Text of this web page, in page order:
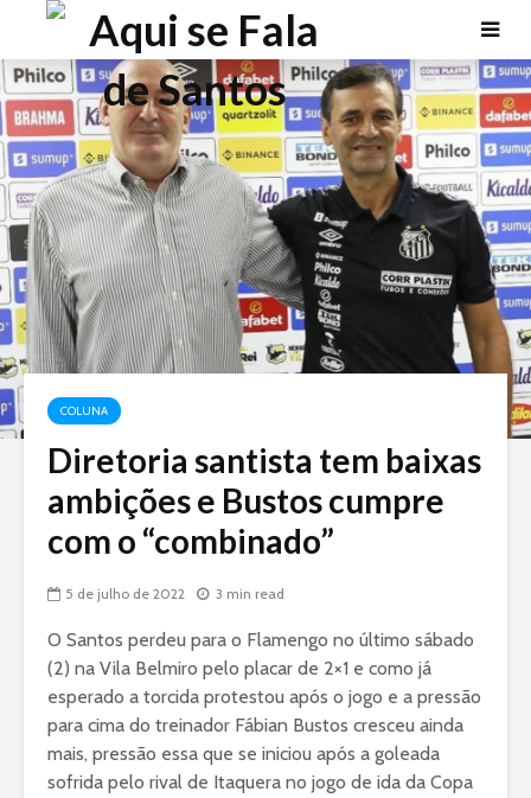
COLUNA
Diretoria santista tem baixas
ambições e Bustos cumpre
com o “combinado”
5 de julho de 2022 3 min read
O Santos perdeu para o Flamengo no último sábado
(2) na Vila Belmiro pelo placar de 2×1 e como já
esperado a torcida protestou após o jogo e a pressão
para cima do treinador Fábian Bustos cresceu ainda
mais, pressão essa que se iniciou após a goleada
sofrida pelo rival de Itaquera no jogo de ida da Copa